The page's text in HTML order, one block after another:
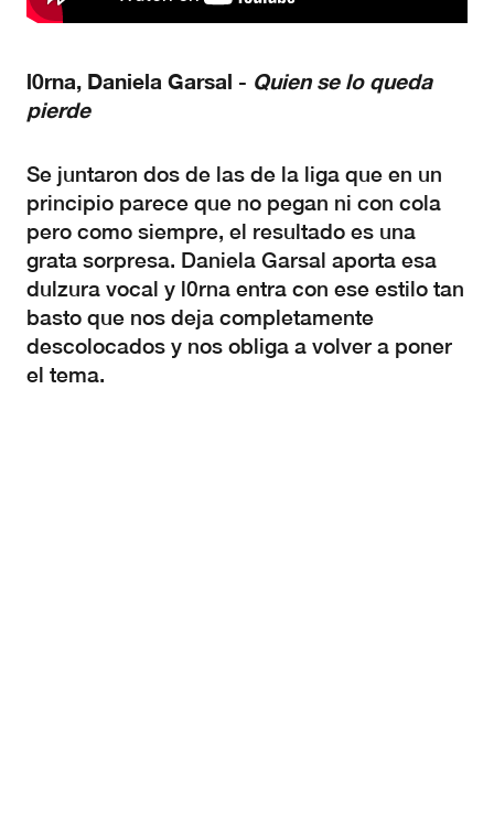
l0rna, Daniela Garsal - Quien se lo queda
pierde
Se juntaron dos de las de la liga que en un
principio parece que no pegan ni con cola
pero como siempre, el resultado es una
grata sorpresa. Daniela Garsal aporta esa
dulzura vocal y l0rna entra con ese estilo tan
basto que nos deja completamente
descolocados y nos obliga a volver a poner
el tema.